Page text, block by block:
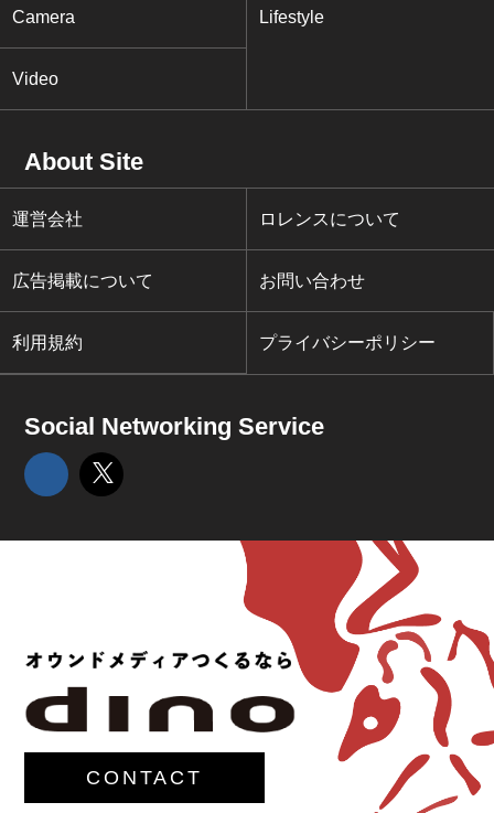
Camera Lifestyle
Video
About Site
運営会社 ロレンスについて
広告掲載について お問い合わせ
利用規約 プライバシーポリシー
Social Networking Service
CONTACT